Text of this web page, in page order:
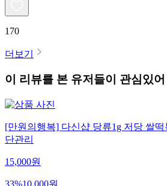
170
더보기
이 리뷰를 본 유저들이 관심있
[만원의행복] 다신샵 당류1g 저당 쌀
단관리
15,000원
33%10,000원